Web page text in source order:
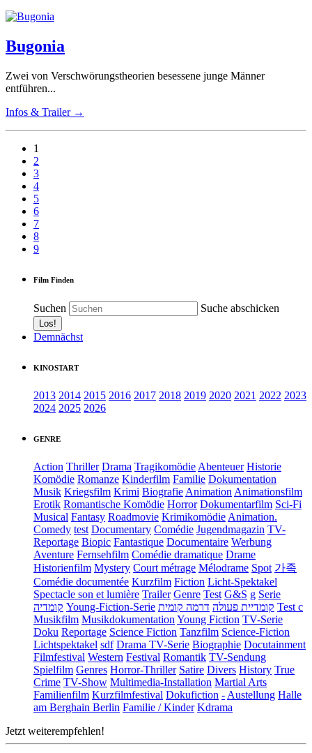
Bugonia
Zwei von Verschwörungstheorien besessene junge Männer
entführen...
Infos & Trailer →
1
2
3
4
5
6
7
8
9
Film Finden
Suchen Suche abschicken
Demnächst
KINOSTART
2013 2014 2015 2016 2017 2018 2019 2020 2021 2022 2023
2024 2025 2026
GENRE
Action Thriller Drama Tragikomödie Abenteuer Historie
Komödie Romanze Kinderfilm Familie Dokumentation
Musik Kriegsfilm Krimi Biografie Animation Animationsfilm
Erotik Romantische Komödie Horror Dokumentarfilm Sci-Fi
Musical Fantasy Roadmovie Krimikomödie Animation.
Comedy test Documentary Comédie Jugendmagazin TV-
Reportage Biopic Fantastique Documentaire Werbung
Aventure Fernsehfilm Comédie dramatique Drame
Historienfilm Mystery Court métrage Mélodrame Spot 가족
Comédie documentée Kurzfilm Fiction Licht-Spektakel
Spectacle son et lumière Trailer Genre Test G&S g Serie
קומדיה Young-Fiction-Serie קומדיית פעולה דרמה קומית
Test c
Musikfilm Musikdokumentation Young Fiction TV-Serie
Doku Reportage Science Fiction Tanzfilm Science-Fiction
Lichtspektakel sdf Drama TV-Serie Biographie Docutainment
Filmfestival Western Festival Romantik TV-Sendung
Spielfilm Genres Horror-Thriller Satire Divers History True
Crime TV-Show Multimedia-Installation Martial Arts
Familienfilm Kurzfilmfestival Dokufiction - Austellung Halle
am Berghain Berlin Familie / Kinder Kdrama
Jetzt weiterempfehlen!